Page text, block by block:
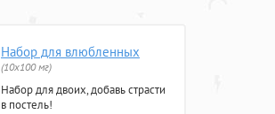
Набор для влюбленных
(10х100 мг)
Набор для двоих, добавь страсти
в постель!